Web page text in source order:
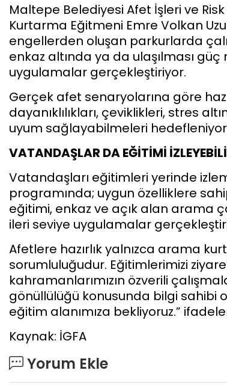
Maltepe Belediyesi Afet İşleri ve
Kurtarma Eğitmeni Emre Volkan
engellerden oluşan parkurlarda
enkaz altında ya da ulaşılması
uygulamalar gerçekleştiriyor.
Gerçek afet senaryolarına göre
dayanıklılıkları, çeviklikleri, stres
uyum sağlayabilmeleri
VATANDAŞLAR DA EĞİTİMİ
Vatandaşları eğitimleri yerinde
programında; uygun özelliklere
eğitimi, enkaz ve açık alan arama
ileri seviye uygulamalar
Afetlere hazırlık yalnızca arama
sorumluluğudur. Eğitimlerimizi
kahramanlarımızın özverili
gönüllülüğü konusunda bilgi sahibi
eğitim alanımıza bekliyoruz.”
Kaynak: İGFA
Yorum Ekle